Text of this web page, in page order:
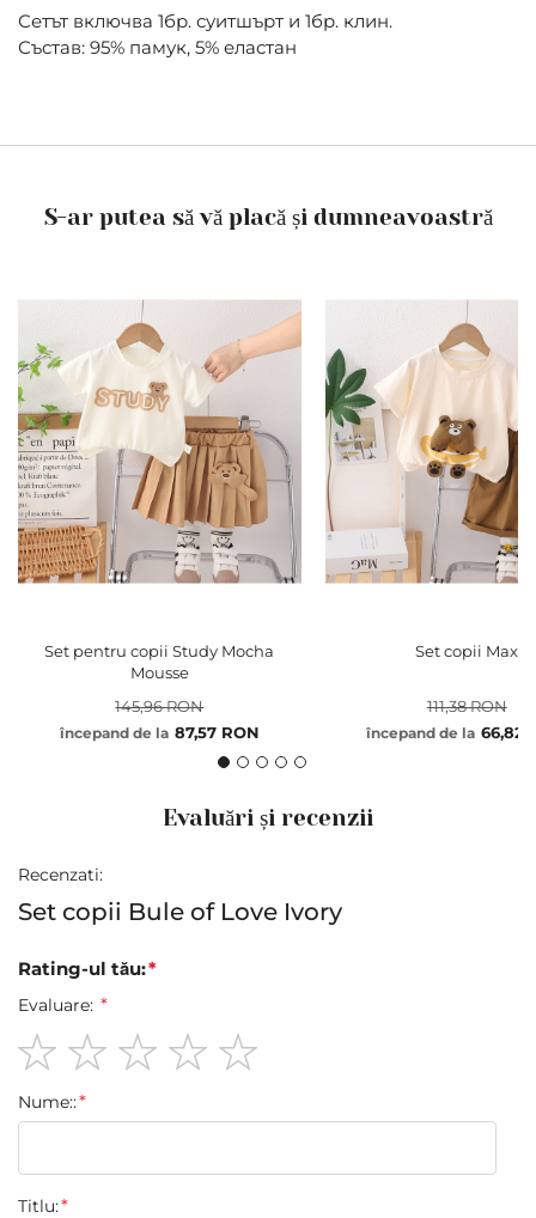
Сетът включва 1бр. суитшърт и 1бр. клин.
Състав: 95% памук, 5% еластан
S-ar putea să vă placă și dumneavoastră
Set pentru copii Study Mocha
Mousse
începand de la 87,57 RON
145,96 RON
Set copii Max
începand de la 66,82
111,38 RON
Evaluări și recenzii
Recenzati:
Set copii Bule of Love Ivory
Rating-ul tău:
Evaluare:
star
stars
stars
stars
stars
Nume::
Titlu: